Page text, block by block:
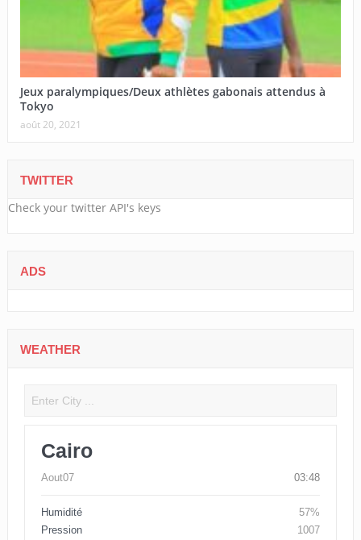
Jeux paralympiques/Deux athlètes gabonais attendus à
Tokyo
août 20, 2021
TWITTER
Check your twitter API's keys
ADS
WEATHER
Cairo
Aout07 03:48
Humidité
57%
Pression
1007